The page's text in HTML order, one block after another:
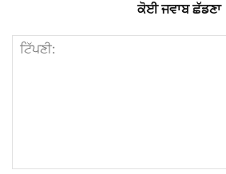
ਕੋਈ ਜਵਾਬ ਛੱਡਣਾ